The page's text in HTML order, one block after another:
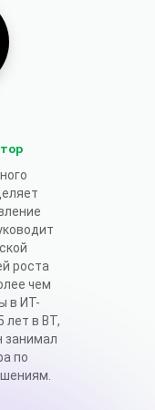
роста
чем
в ИТ-
лет в BT,
занимал
по